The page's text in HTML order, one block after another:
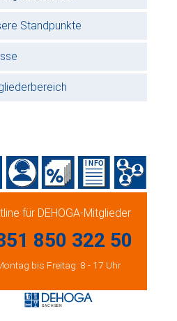
Standpunkte
für DEHOGA-Mitglieder
850 322 50
bis Freitag: 8 - 17 Uhr